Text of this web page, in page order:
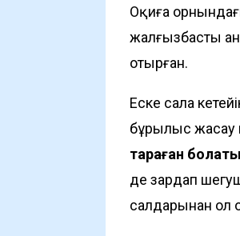
Оқиға
жалғызбасты
отырған.
Еске сала
бұрылыс жасау
тараған
де зардап
салдарынан ол